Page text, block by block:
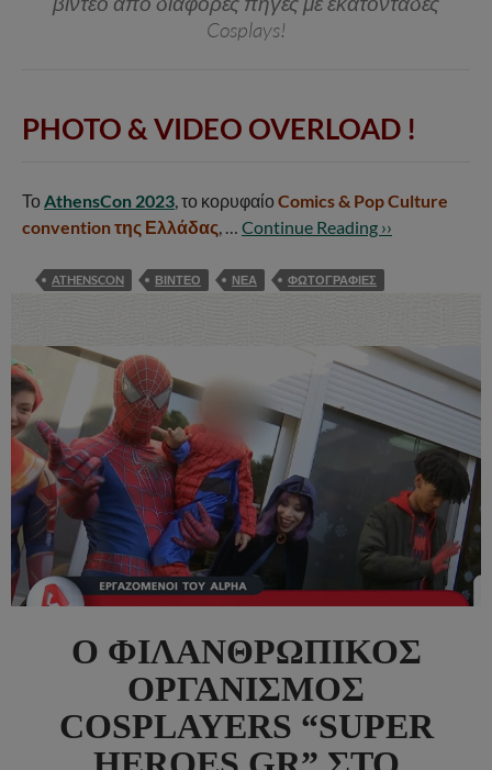
Cosplays!
PHOTO & VIDEO OVERLOAD !
Το AthensCon 2023, το κορυφαίο Comics & Pop Culture
convention της Ελλάδας, … Continue Reading ››
ATHENSCON ΒΙΝΤΕΟ ΝΕΑ ΦΩΤΟΓΡΑΦΙΕΣ
Ο ΦΙΛΑΝΘΡΩΠΙΚΌΣ
ΟΡΓΑΝΙΣΜΌΣ
COSPLAYERS “SUPER